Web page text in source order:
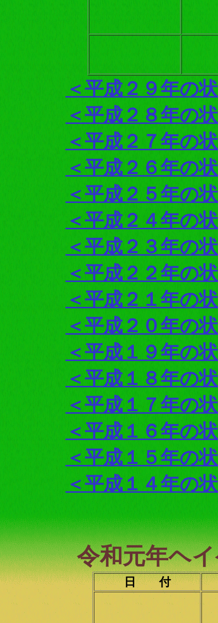
＜平成２９年の
＜平成２８年の
＜平成２７年の
＜平成２６年の
＜平成２５年の
＜平成２４年の
＜平成２３年の
＜平成２２年の
＜平成２１年の
＜平成２０年の
＜平成１９年の
＜平成１８年の
＜平成１７年の
＜平成１６年の
＜平成１５年の
＜平成１４年の
令和元年ヘ
日 付